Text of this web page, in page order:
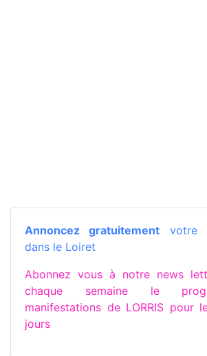
Annoncez gratuitement votre
dans le Loiret
Abonnez vous à notre news
chaque semaine le
manifestations de LORRIS pour
jours